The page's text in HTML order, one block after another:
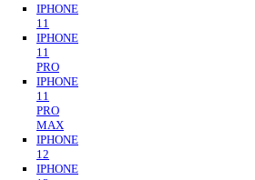
IPHONE
11
IPHONE
11
PRO
IPHONE
11
PRO
MAX
IPHONE
12
IPHONE